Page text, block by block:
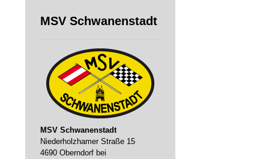
MSV Schwanenstadt
MSV Schwanenstadt
Niederholzhamer Straße 15
4690 Oberndorf bei